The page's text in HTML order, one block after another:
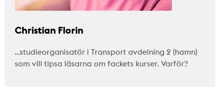
Christian Florin
…studieorganisatör i Transport avdelning 2 (hamn)
som vill tipsa läsarna om fackets kurser. Varför?